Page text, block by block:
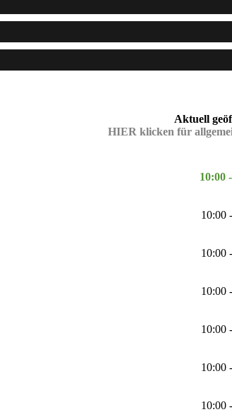
Aktuell
HIER klicken für
10:00
10:00
10:00
10:00
10:00
10:00
10:00